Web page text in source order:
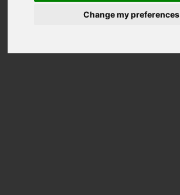
Change my preferences